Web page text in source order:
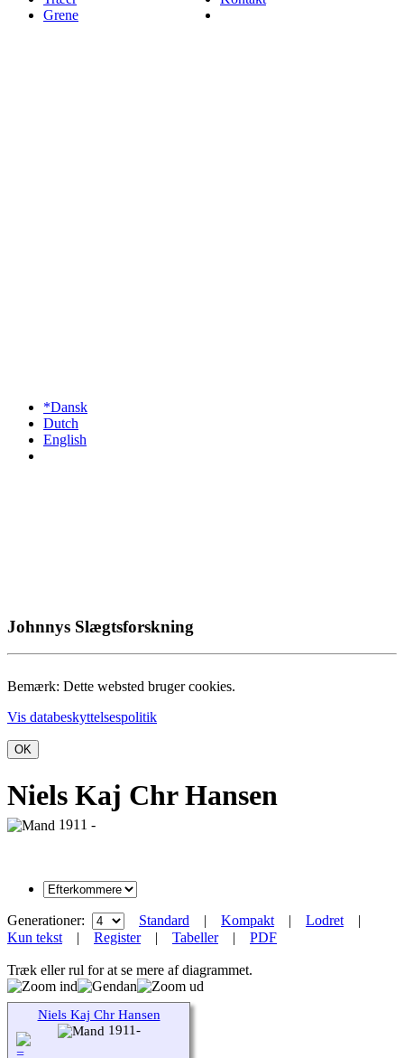
Grene
*Dansk
Dutch
English
Johnnys Slægtsforskning
Bemærk: Dette websted bruger cookies.
Vis databeskyttelsespolitik
OK
Niels Kaj Chr Hansen
1911 -
Generationer: Standard | Kompakt | Lodret |
Kun tekst | Register| Tabeller| PDF
Træk eller rul for at se mere af diagrammet.
Niels Kaj Chr Hansen
1911-